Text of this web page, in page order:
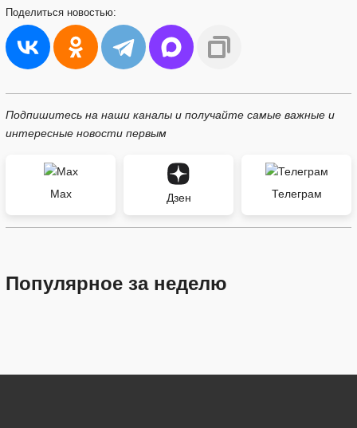
Поделиться новостью:
Подпишитесь на наши каналы и получайте самые важные и
интересные новости первым
Max Дзен Телеграм
Популярное за неделю